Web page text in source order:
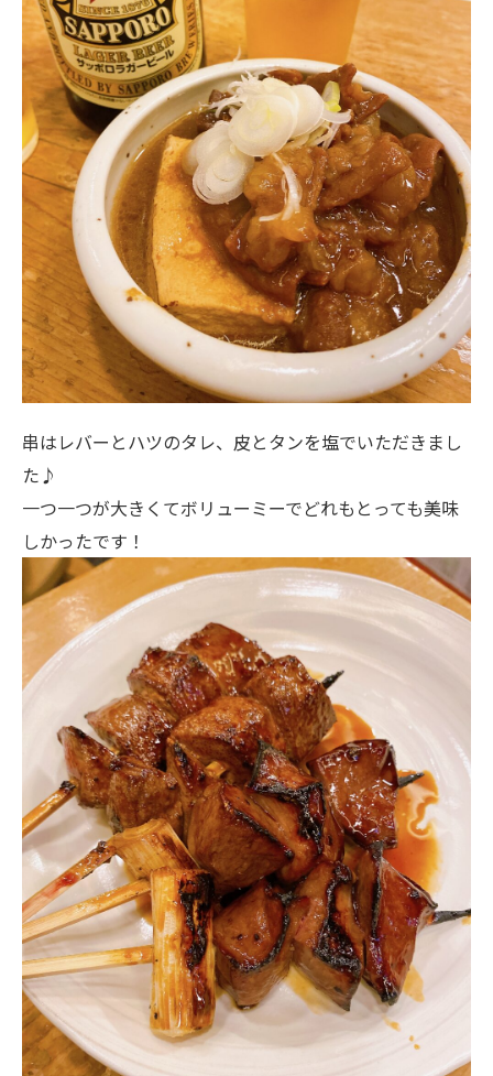
串はレバーとハツのタレ、皮とタンを塩でいただきまし
た♪
一つ一つが大きくてボリューミーでどれもとっても美味
しかったです！